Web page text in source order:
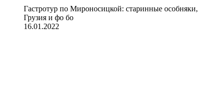
Гастротур по Мироносицкой: старинные особняки,
Грузия и фо бо
16.01.2022